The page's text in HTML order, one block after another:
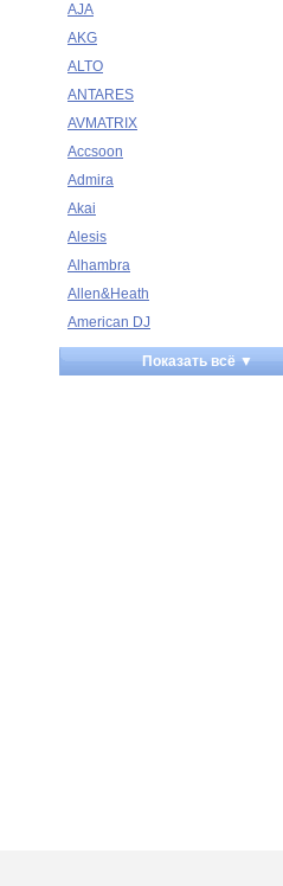
AJA
AKG
ALTO
ANTARES
AVMATRIX
Accsoon
Admira
Akai
Alesis
Alhambra
Allen&Heath
American DJ
Ampeg
Apart
Показать всё ▼